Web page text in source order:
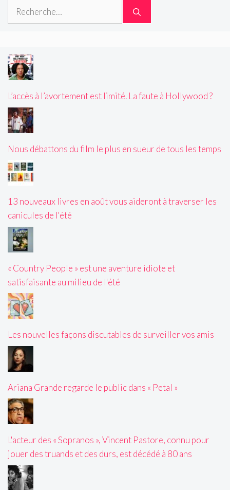
Rechercher :
L’accès à l’avortement est limité. La faute à Hollywood ?
Nous débattons du film le plus en sueur de tous les temps
13 nouveaux livres en août vous aideront à traverser les
canicules de l'été
« Country People » est une aventure idiote et
satisfaisante au milieu de l'été
Les nouvelles façons discutables de surveiller vos amis
Ariana Grande regarde le public dans « Petal »
L'acteur des « Sopranos », Vincent Pastore, connu pour
jouer des truands et des durs, est décédé à 80 ans